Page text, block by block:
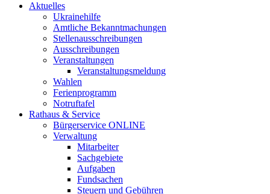
Aktuelles
Ukrainehilfe
Amtliche Bekanntmachungen
Stellenausschreibungen
Ausschreibungen
Veranstaltungen
Veranstaltungsmeldung
Wahlen
Ferienprogramm
Notruftafel
Rathaus & Service
Bürgerservice ONLINE
Verwaltung
Mitarbeiter
Sachgebiete
Aufgaben
Fundsachen
Steuern und Gebühren